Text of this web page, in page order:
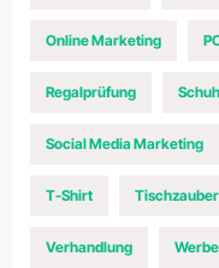
Online Marketing
Regalprüfung
Social Media Marketing
T-Shirt
Verhandlung